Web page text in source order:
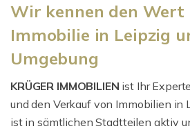
Wir kennen den Wert
Immobilie in Leipzig
Umgebung
KRÜGER IMMOBILIEN ist Ihr
und den Verkauf von Immobilien in
ist in sämtlichen Stadtteilen aktiv